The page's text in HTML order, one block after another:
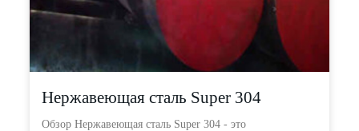
Нержавеющая сталь Super 304
Обзор Нержавеющая сталь Super 304 - это